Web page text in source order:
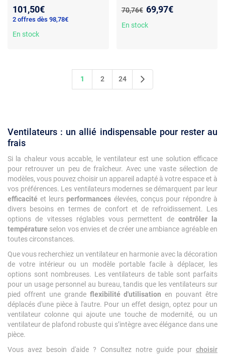
intégré
101,50€
2 offres dès 98,78€
En stock
Humidificateur intégré
Ancien prix :
70,76€ Nouveau prix :
69,97€
En stock
1 2 24
Ventilateurs : un allié indispensable pour rester au
frais
Si la chaleur vous accable, le ventilateur est une solution efficace
pour retrouver un peu de fraîcheur. Avec une vaste sélection de
modèles, vous pouvez choisir un appareil adapté à votre espace et à
vos préférences. Les ventilateurs modernes se démarquent par leur
efficacité et leursperformances élevées, conçus pour répondre à
divers besoins en termes de confort et de refroidissement. Les
options de vitesses réglables vous permettent de contrôler la
température selon vos envies et de créer une ambiance agréable en
toutes circonstances.
Que vous recherchiez un ventilateur en harmonie avec la décoration
de votre intérieur ou un modèle portable facile à déplacer, les
options sont nombreuses. Les ventilateurs de table sont parfaits
pour un usage personnel au bureau, tandis que les ventilateurs sur
pied offrent une grande flexibilité d'utilisation en pouvant être
déplacés d'une pièce à l'autre. Pour un effet design, optez pour un
ventilateur colonne qui ajoute une touche de modernité, ou un
ventilateur de plafond robuste qui s’intègre avec élégance dans une
pièce.
Vous avez besoin d'aide ? Consultez notre guide pour choisir